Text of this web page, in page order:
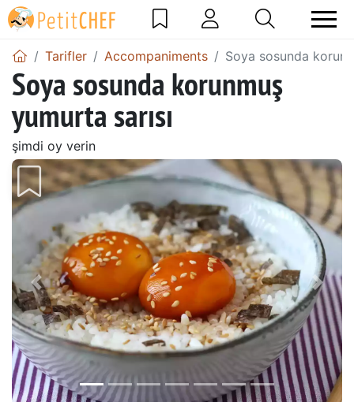
Tarifler Accompaniments Soya sosunda
Soya sosunda korunmuş
yumurta sarısı
şimdi oy verin
Önceki